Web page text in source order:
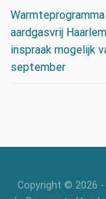
aardgasvrij
inspraak mogelijk
september
Copyright © 2026